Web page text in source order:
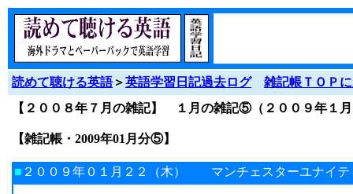
読めて聴ける英語＞英語学習日記過去ログ
雑記帳ＴＯＰ
【２００８年７月の雑記】 １月の雑記⑤（２００９年１
【雑記帳・2009年01月分⑤】
■ ２００９年０１月２２（木） マンチェスターユナイテ